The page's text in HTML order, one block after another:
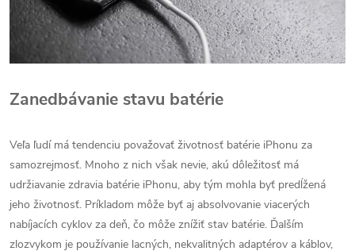
Zanedbávanie stavu batérie
Veľa ľudí má tendenciu považovať životnosť batérie iPhonu za
samozrejmosť. Mnoho z nich však nevie, akú dôležitosť má
udržiavanie zdravia batérie iPhonu, aby tým mohla byť predĺžená
jeho životnosť. Príkladom môže byť aj absolvovanie viacerých
nabíjacích cyklov za deň, čo môže znížiť stav batérie. Ďalším
zlozvykom je používanie lacných, nekvalitných adaptérov a káblov,